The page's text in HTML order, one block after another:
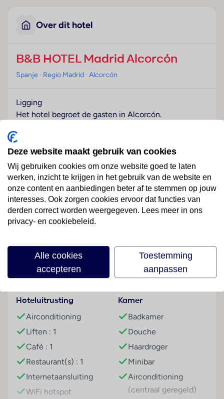
Over dit hotel
B&B HOTEL Madrid Alcorcón
Spanje · Regio Madrid · Alcorcón
Ligging
Het hotel begroet de gasten in Alcorcón.
Hotelfaciliteiten
Dit hotel beschikt over een lift en een receptie.
Verschillende faciliteiten en diensten – zoals een
bagagedepot, een wekdienst en een rookmelder –
behoren tot de aangeboden voorzieningen. In de
openbare ruimtes is Wi-Fi verkrijgbaar. Het hotel
beschikt over meerdere voor gehandicapten
toegankelijke vrijetijdsbestedingen. De gasten die
In de kamers zijn airconditioning en verwarming
aangename nachtrust in de kamers. Bovendien zijn
een kluis en een minibar beschikbaar. Ook een
thee-/koffiezetapparaat behoort tot de
standaardvoorzieningen. Bovendien zijn een telefoon,
een televisie en Wi-Fi (kosteloos) beschikbaar. In de
badkamer – uitgerust met een douche – is een föhn
voorhanden. De gasten genieten in de badkamers
cosmetische producten en een handdoekenset. Het
verblijf beschikt over gezinskamers en niet-
Lees meer
Faciliteiten
Hoteluitrusting
Airconditioning
Liften : 1
Café : 1
Restaurant(s) : 1
Internetaansluiting
WiFi hotspot
Kamer
Badkamer
Douche
Haardroger
Minibar
Airconditioning
(centraal geregeld)
Deze website maakt gebruik van cookies
Wij gebruiken cookies om onze website goed te laten
werken, inzicht te krijgen in het gebruik van de website en
onze content en aanbiedingen beter af te stemmen op jouw
interesses. Ook zorgen cookies ervoor dat functies van
derden correct worden weergegeven. Lees meer in ons
privacy- en cookiebeleid.
Alle cookies
accepteren
Toestemming
aanpassen